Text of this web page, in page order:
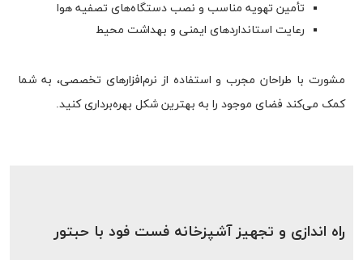
تأمین تهویه مناسب و نصب دستگاه‌های تصفیه هوا
رعایت استانداردهای ایمنی و بهداشت محیط
مشورت با طراحان مجرب و استفاده از نرم‌افزارهای تخصصی، به شما
کمک می‌کند فضای موجود را به بهترین شکل بهره‌برداری کنید.
راه اندازی و تجهیز آشپزخانه فست فود با حبتور